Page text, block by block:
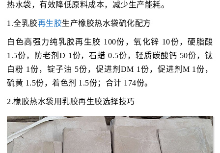
热水袋，有效降低原料成本，减少生产能耗。
1.全乳胶再生胶生产橡胶热水袋硫化配方
白色高强力纯乳胶再生胶 100份，氧化锌 10份，硬脂酸
1.5份，防老剂D 1份，石蜡 0.5份，轻质碳酸钙 50份，钛
白粉 1份，锭子油 5份，促进剂DM 1份，促进剂M 1份，
硫黄 1.5份，着色剂 1.5份；合计 174份。
2.橡胶热水袋用乳胶再生胶选择技巧